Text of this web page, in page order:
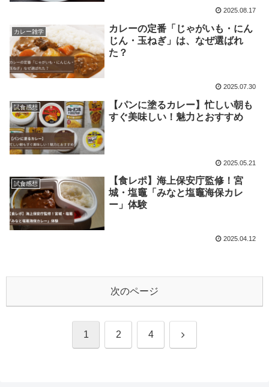
2025.08.17
カレー雑学
カレーの定番「じゃがいも・にん
じん・玉ねぎ」は、なぜ選ばれ
た？
2025.07.30
試食感想
【パンに塗るカレー】忙しい朝も
すぐ美味しい！魅力とおすすめ
2025.05.21
試食感想
【食レポ】海上保安庁監修！宮
城・塩竈「みなと塩竈海保カレ
ー」体験
2025.04.12
次のページ
1 2 4 次